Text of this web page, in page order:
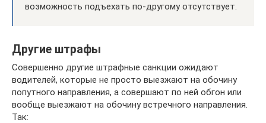
возможность подъехать по-другому отсутствует.
Другие штрафы
Совершенно другие штрафные санкции ожидают
водителей, которые не просто выезжают на обочину
попутного направления, а совершают по ней обгон или
вообще выезжают на обочину встречного направления.
Так: